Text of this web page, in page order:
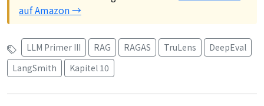
auf Amazon →
LLM Primer III RAG RAGAS TruLens
DeepEval
LangSmith
Kapitel 10